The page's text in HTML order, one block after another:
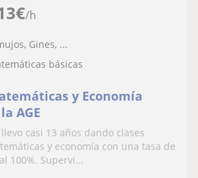
€/h
Gines, ...
básicas
y Economía
AGE
casi 13 años dando clases
y economía con una tasa de
100%. Supervi...